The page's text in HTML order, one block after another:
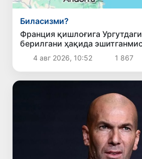
Биласизми?
Франция қишлоғига
берилгани ҳақида
4 авг 2026, 10:52 1 867